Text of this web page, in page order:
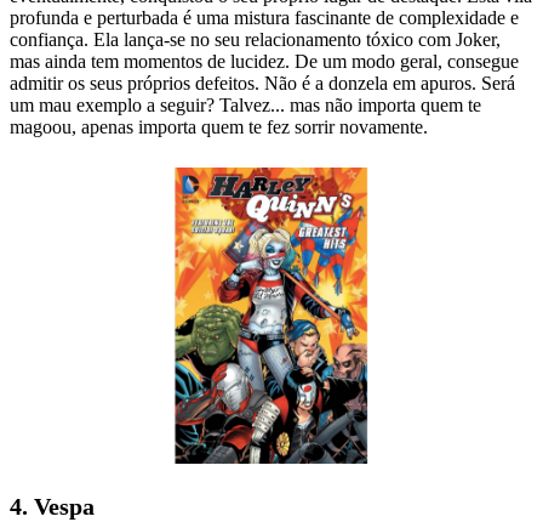
profunda e perturbada é uma mistura fascinante de complexidade e
confiança. Ela lança-se no seu relacionamento tóxico com Joker,
mas ainda tem momentos de lucidez. De um modo geral, consegue
admitir os seus próprios defeitos. Não é a donzela em apuros. Será
um mau exemplo a seguir? Talvez... mas não importa quem te
magoou, apenas importa quem te fez sorrir novamente.
4. Vespa